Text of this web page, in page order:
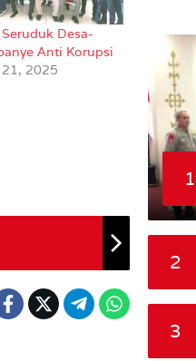
Desa-
Anti Korupsi
2025
1
2
3